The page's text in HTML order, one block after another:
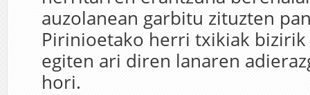
auzolanean garbitu zituzten
Pirinioetako herri txikiak
egiten ari diren lanaren
hori.